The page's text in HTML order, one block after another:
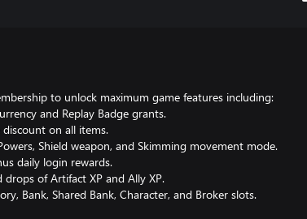
to unlock maximum game features including:
and Replay Badge grants.
discount on all items.
Shield weapon, and Skimming movement mode.
daily login rewards.
drops of Artifact XP and Ally XP.
Bank, Shared Bank, Character, and Broker slots.